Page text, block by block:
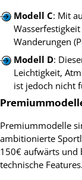
Modell C: Mit
Wanderungen
Modell D:
Leichtigkeit,
ist jedoch nicht
Premiummodelle
ambitionierte
150€ aufwärts und
technische